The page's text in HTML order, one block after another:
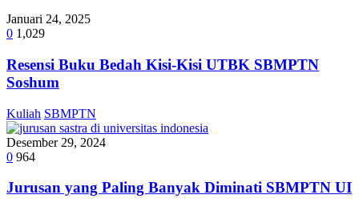
Januari 24, 2025
0 1,029
Resensi Buku Bedah Kisi-Kisi UTBK SBMPTN
Soshum
Kuliah SBMPTN
Desember 29, 2024
0 964
Jurusan yang Paling Banyak Diminati SBMPTN UI